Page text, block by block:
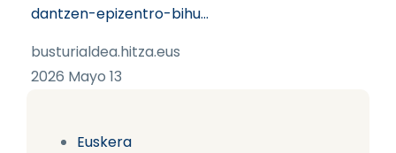
Euskera
dantzen-epizentro-bihu…
busturialdea.hitza.eus
2026 Mayo 13